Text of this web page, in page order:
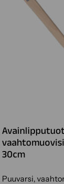
30cm
Puuvarsi,